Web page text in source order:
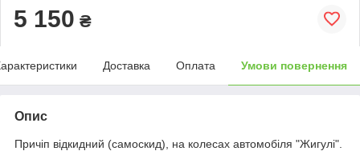
5 150 ₴
Доставка Оплата Умови повернення
Опис
Причіп відкидний (самоскид), на колесах автомобіля "Жигулі".